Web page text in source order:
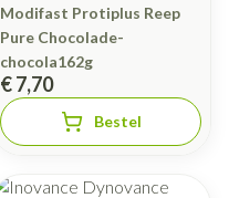
Modifast Protiplus Reep
Pure Chocolade-
chocola162g
€ 7,70
Bestel